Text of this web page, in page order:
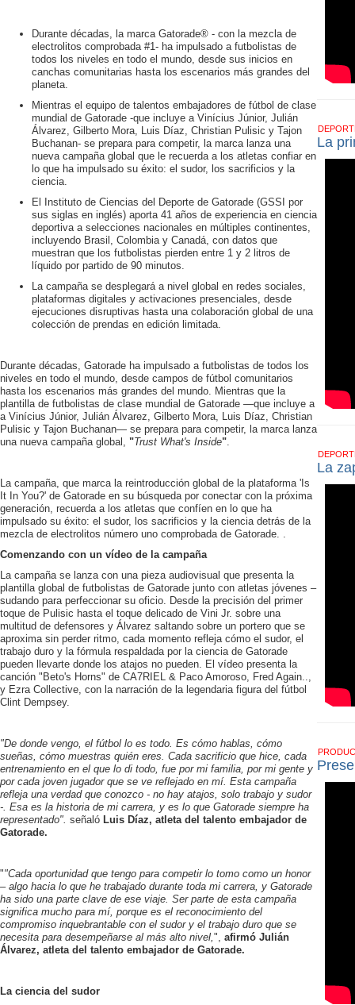
Durante décadas, la marca Gatorade® - con la mezcla de
electrolitos comprobada #1- ha impulsado a futbolistas de
todos los niveles en todo el mundo, desde sus inicios en
canchas comunitarias hasta los escenarios más grandes del
planeta.
Mientras el equipo de talentos embajadores de fútbol de clase
mundial de Gatorade -que incluye a Vinícius Júnior, Julián
Álvarez, Gilberto Mora, Luis Díaz, Christian Pulisic y Tajon
Buchanan- se prepara para competir, la marca lanza una
nueva campaña global que le recuerda a los atletas confiar en
lo que ha impulsado su éxito: el sudor, los sacrificios y la
ciencia.
El Instituto de Ciencias del Deporte de Gatorade (GSSI por
sus siglas en inglés) aporta 41 años de experiencia en ciencia
deportiva a selecciones nacionales en múltiples continentes,
incluyendo Brasil, Colombia y Canadá, con datos que
muestran que los futbolistas pierden entre 1 y 2 litros de
líquido por partido de 90 minutos.
La campaña se desplegará a nivel global en redes sociales,
plataformas digitales y activaciones presenciales, desde
ejecuciones disruptivas hasta una colaboración global de una
colección de prendas en edición limitada.
Durante décadas, Gatorade ha impulsado a futbolistas de todos los
niveles en todo el mundo, desde campos de fútbol comunitarios
hasta los escenarios más grandes del mundo. Mientras que la
plantilla de futbolistas de clase mundial de Gatorade —que incluye a
a Vinícius Júnior, Julián Álvarez, Gilberto Mora, Luis Díaz, Christian
Pulisic y Tajon Buchanan— se prepara para competir, la marca lanza
una nueva campaña global, "Trust What's Inside".
La campaña, que marca la reintroducción global de la plataforma 'Is
It In You?' de Gatorade en su búsqueda por conectar con la próxima
generación, recuerda a los atletas que confíen en lo que ha
impulsado su éxito: el sudor, los sacrificios y la ciencia detrás de la
mezcla de electrolitos número uno comprobada de Gatorade. .
Comenzando con un vídeo de la campaña
La campaña se lanza con una pieza audiovisual que presenta la
plantilla global de futbolistas de Gatorade junto con atletas jóvenes –
sudando para perfeccionar su oficio. Desde la precisión del primer
toque de Pulisic hasta el toque delicado de Vini Jr. sobre una
multitud de defensores y Álvarez saltando sobre un portero que se
aproxima sin perder ritmo, cada momento refleja cómo el sudor, el
trabajo duro y la fórmula respaldada por la ciencia de Gatorade
pueden llevarte donde los atajos no pueden. El vídeo presenta la
canción "Beto's Horns" de CA7RIEL & Paco Amoroso, Fred Again..,
y Ezra Collective, con la narración de la legendaria figura del fútbol
Clint Dempsey.
"De donde vengo, el fútbol lo es todo. Es cómo hablas, cómo
sueñas, cómo muestras quién eres. Cada sacrificio que hice, cada
entrenamiento en el que lo di todo, fue por mi familia, por mi gente y
por cada joven jugador que se ve reflejado en mí. Esta campaña
refleja una verdad que conozco - no hay atajos, solo trabajo y sudor
-. Esa es la historia de mi carrera, y es lo que Gatorade siempre ha
representado". señaló Luis Díaz, atleta del talento embajador de
Gatorade.
""Cada oportunidad que tengo para competir lo tomo como un honor
– algo hacia lo que he trabajado durante toda mi carrera, y Gatorade
ha sido una parte clave de ese viaje. Ser parte de esta campaña
significa mucho para mí, porque es el reconocimiento del
compromiso inquebrantable con el sudor y el trabajo duro que se
necesita para desempeñarse al más alto nivel,", afirmó Julián
Álvarez, atleta del talento embajador de Gatorade.
La ciencia del sudor
La
La